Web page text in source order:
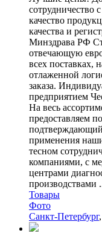
сотрудничество
качество
качества и
Минздрава РФ
отвечающую
всех поставках,
отлаженной
заказа.
предприятием
На весь
предоставляем
применения
тесном
компаниями, с
центрами
производствами
Товары
Фото
Санкт-Петербург,